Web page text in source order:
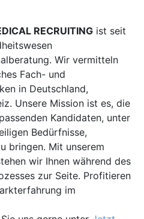
RECRUITING ist seit
Wir vermitteln
Fach- und
in Deutschland,
Unsere Mission ist es, die
Kandidaten, unter
Bedürfnisse,
bringen. Mit unserem
wir Ihnen während des
zur Seite. Profitieren
im